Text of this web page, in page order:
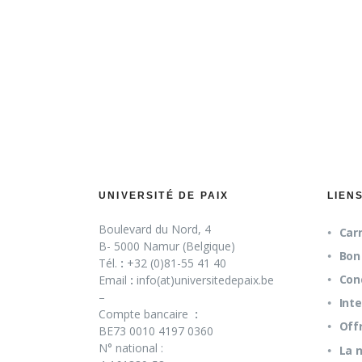
UNIVERSITÉ DE PAIX
Boulevard du Nord, 4
B- 5000 Namur (Belgique)
Tél. : +32 (0)81-55 41 40
Email : info(at)universitedepaix.be
–
Compte bancaire :
BE73 0010 4197 0360
N° national :
La